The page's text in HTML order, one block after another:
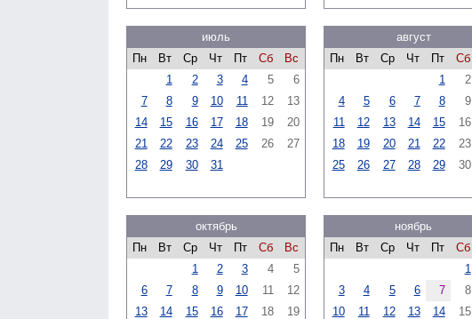
июль
Пн
Вт Ср Чт Пт Сб
Вс
1
2 3 4 5
6
7
8 9 10 11 12
13
14
15 16 17 18 19
20
21
22 23 24 25 26
27
28
29 30 31
август
Пн
Вт Ср Чт Пт Сб
1
2
4
5 6 7 8 9
11
12 13 14 15 16
18
19 20 21 22 23
25
26 27 28 29 30
октябрь
Пн
Вт Ср Чт Пт Сб
Вс
1
2 3 4
5
6
7 8 9 10 11
12
13
14 15 16 17 18
19
ноябрь
Пн
Вт Ср Чт Пт Сб
1
3
4 5 6 7 8
10
11 12 13 14 15